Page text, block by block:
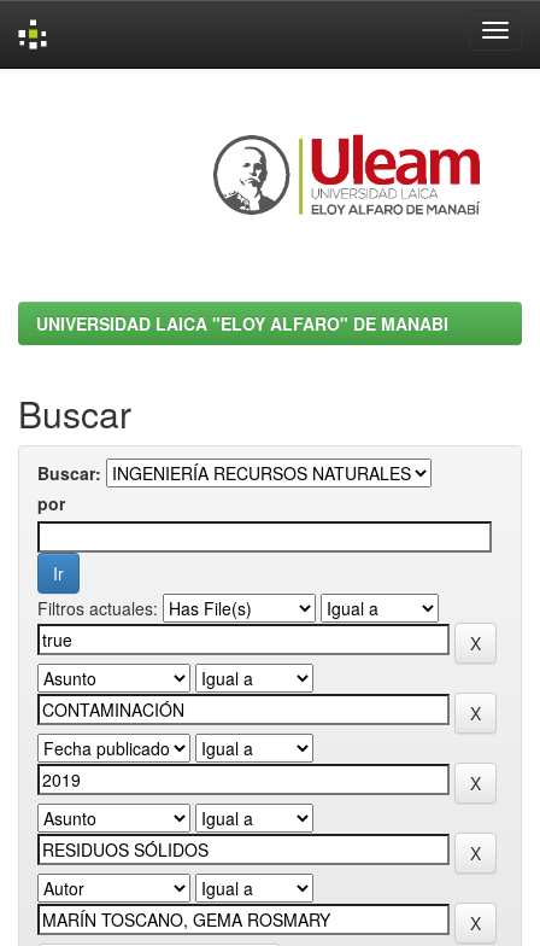
UNIVERSIDAD LAICA "ELOY ALFARO" DE MANABI
Buscar
Buscar:
por
Filtros actuales: